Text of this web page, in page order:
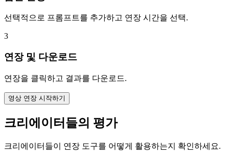
선택적으로 프롬프트를 추가하고 연장 시간을 선택.
3
연장 및 다운로드
연장을 클릭하고 결과를 다운로드.
영상 연장 시작하기
크리에이터들의 평가
크리에이터들이 연장 도구를 어떻게 활용하는지 확인하세요.